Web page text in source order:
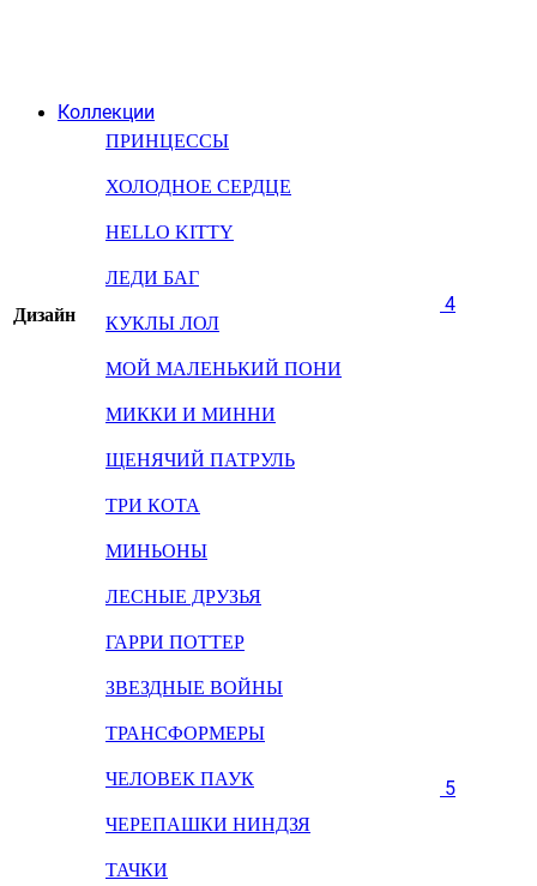
Коллекции
ПРИНЦЕССЫ
ХОЛОДНОЕ СЕРДЦЕ
HELLO KITTY
ЛЕДИ БАГ
КУКЛЫ ЛОЛ
МОЙ МАЛЕНЬКИЙ ПОНИ
МИККИ И МИННИ
ЩЕНЯЧИЙ ПАТРУЛЬ
ТРИ КОТА
МИНЬОНЫ
ЛЕСНЫЕ ДРУЗЬЯ
ГАРРИ ПОТТЕР
ЗВЕЗДНЫЕ ВОЙНЫ
ТРАНСФОРМЕРЫ
ЧЕЛОВЕК ПАУК
ЧЕРЕПАШКИ НИНДЗЯ
ТАЧКИ
Дизайн 4
5